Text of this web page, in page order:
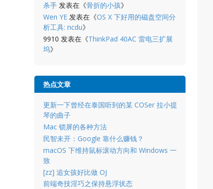
杀手发表在《骨折的小孩》
Wen YE发表在《OS X 下好用的磁盘空间分
析工具: ncdu》
9910 发表在《ThinkPad 40AC 雷电三扩展
坞》
热点文章
更新一下曾经在泰国听到的某 COSer 拉小提
琴的曲子
Mac 锁屏的各种方法
民智未开：Google 靠什么赚钱？
macOS 下维持鼠标滚动方向和 Windows 一
致
[zz] 追女孩好比做 OJ
前端奇技淫巧之保持悬浮状态